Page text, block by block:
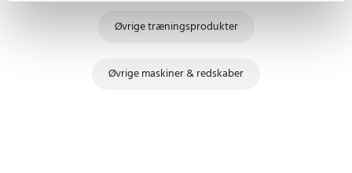
Øvrige træningsprodukter
Øvrige maskiner & redskaber